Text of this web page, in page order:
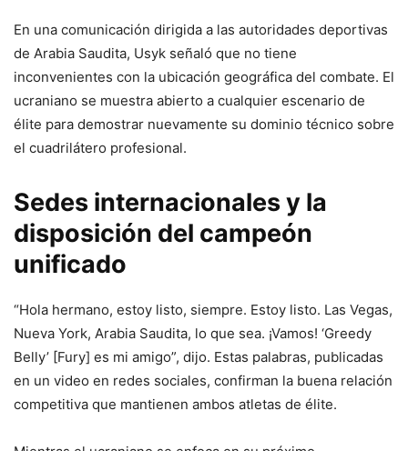
En una comunicación dirigida a las autoridades deportivas
de Arabia Saudita, Usyk señaló que no tiene
inconvenientes con la ubicación geográfica del combate. El
ucraniano se muestra abierto a cualquier escenario de
élite para demostrar nuevamente su dominio técnico sobre
el cuadrilátero profesional.
Sedes internacionales y la
disposición del campeón
unificado
“Hola hermano, estoy listo, siempre. Estoy listo. Las Vegas,
Nueva York, Arabia Saudita, lo que sea. ¡Vamos! ‘Greedy
Belly’ [Fury] es mi amigo”, dijo. Estas palabras, publicadas
en un video en redes sociales, confirman la buena relación
competitiva que mantienen ambos atletas de élite.